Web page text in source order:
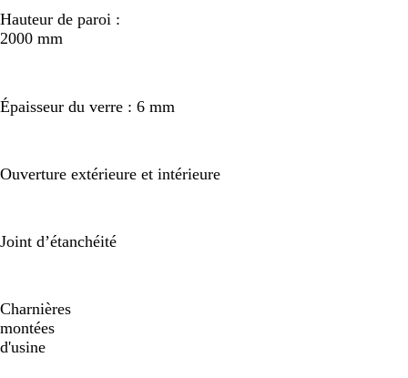
Hauteur de paroi :
2000 mm
Épaisseur du verre : 6 mm
Ouverture extérieure et intérieure
Joint d’étanchéité
Charnières
montées
d'usine